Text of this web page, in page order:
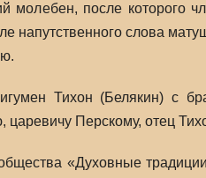
после которого
слова
Тихон (Белякин) с
Перскому, отец
«Духовные